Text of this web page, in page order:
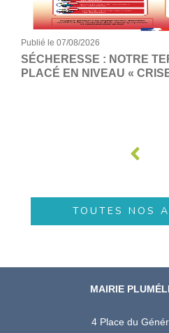
Publié le 07/08/2026
SÉCHERESSE : NOTRE
PLACÉ EN NIVEAU «
TOUTES NOS
MAIRIE
4 Place du